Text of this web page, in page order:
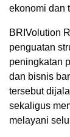
ekonomi dan
BRIVolution
penguatan
peningkatan
dan bisnis
tersebut
sekaligus
melayani